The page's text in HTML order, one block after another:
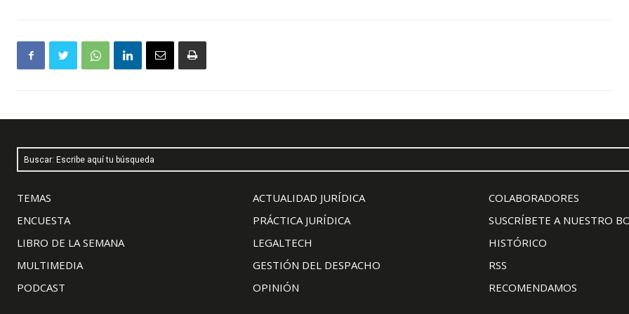
Buscar: Escribe aquí tu búsqueda
TEMAS
ENCUESTA
LIBRO DE LA SEMANA
MULTIMEDIA
PODCAST
ACTUALIDAD JURÍDICA
PRÁCTICA JURÍDICA
LEGALTECH
GESTIÓN DEL DESPACHO
OPINIÓN
COLABORADORES
SUSCRÍBETE A NUESTRO
HISTÓRICO
RSS
RECOMENDAMOS